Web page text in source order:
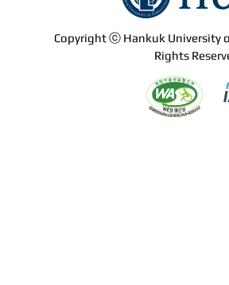
Copyright ⓒ Hankuk University
Rights